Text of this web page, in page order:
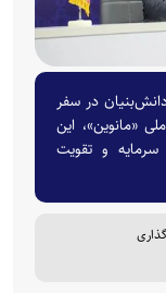
در سفر
«مانوین»، این
سرمایه و تقویت